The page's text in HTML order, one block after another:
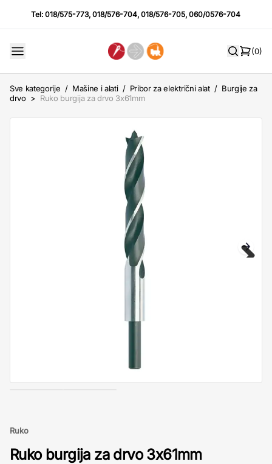
Tel:018/575-773,018/576-704,018/576-705,060/0576-704
(0)
Sve kategorije / Mašine i alati / Pribor za električni alat / Burgije za
drvo > Ruko burgija za drvo 3x61mm
Ruko
Ruko burgija za drvo 3x61mm